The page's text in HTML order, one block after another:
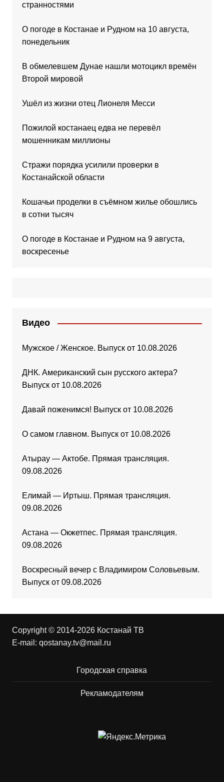
странностями
О погоде в Костанае и Рудном на 10 августа,
понедельник
В обмелевшем Дунае нашли мотоцикл времён
Второй мировой
Ушёл из жизни отец Лионеля Месси
Пожилой костанаец едва не перевёл
мошенникам миллионы
Стражи порядка усилили проверки в
Костанайской области
Кошачьи проделки в съёмном жилье обошлись
в сотни тысяч
О погоде в Костанае и Рудном на 9 августа,
воскресенье
Видео
Мужское / Женское. Выпуск от 10.08.2026
ДНК. Американский сын русского актера?
Выпуск от 10.08.2026
Давай поженимся! Выпуск от 10.08.2026
О самом главном. Выпуск от 10.08.2026
Атырау — Актобе. Прямая трансляция.
09.08.2026
Елимай — Иртыш. Прямая трансляция.
09.08.2026
Астана — Окжетпес. Прямая трансляция.
09.08.2026
Воскресный вечер с Владимиром Соловьевым.
Выпуск от 09.08.2026
Copyright © 2014-2026 Костанай ТВ
E-mail: qostanay.tv@mail.ru
Городская справка
Рекламодателям